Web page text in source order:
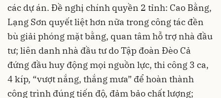
các dự án. Đề nghị chính quyền 2 tỉnh: Cao Bằng,
Lạng Sơn quyết liệt hơn nữa trong công tác đền
bù giải phóng mặt bằng, quan tâm hỗ trợ nhà đầu
tư; liên danh nhà đầu tư do Tập đoàn Đèo Cả
đứng đầu huy động mọi nguồn lực, thi công 3 ca,
4 kíp, “vượt nắng, thắng mưa” để hoàn thành
công trình đúng tiến độ, đảm bảo chất lượng;